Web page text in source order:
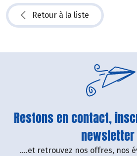
Retour à la liste
Restons en contact,
....et retrouvez nos offres, nos